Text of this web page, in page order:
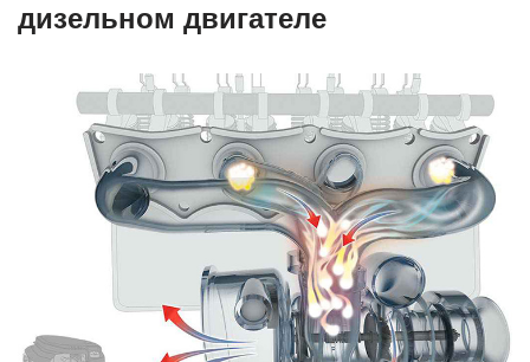
дизельном двигателе